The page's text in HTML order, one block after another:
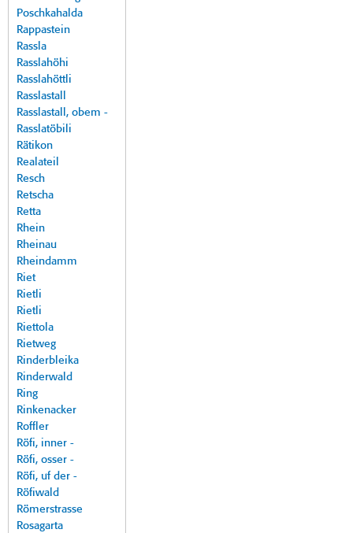
Poschkahalda
Rappastein
Rassla
Rasslahöhi
Rasslahöttli
Rasslastall
Rasslastall, obem -
Rasslatöbili
Rätikon
Realateil
Resch
Retscha
Retta
Rhein
Rheinau
Rheindamm
Riet
Rietli
Rietli
Riettola
Rietweg
Rinderbleika
Rinderwald
Ring
Rinkenacker
Roffler
Röfi, inner -
Röfi, osser -
Röfi, uf der -
Röfiwald
Römerstrasse
Rosagarta